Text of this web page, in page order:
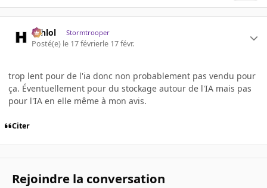
ashlol Stormtrooper
Posté(e) le 17 févrierle 17 févr.
trop lent pour de l'ia donc non probablement pas vendu pour
ça. Éventuellement pour du stockage autour de l'IA mais pas
pour l'IA en elle même à mon avis.
Citer
Rejoindre la conversation